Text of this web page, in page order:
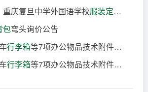
20小时前
重庆复旦中学外国语学校服装定制
包弯头询价公告
2026-08-05
行李箱等7项办公物品技术附件（4月需求）采购公告
2026-08-05
行李箱等7项办公物品技术附件（4月需求）采购公告
2026-08-05